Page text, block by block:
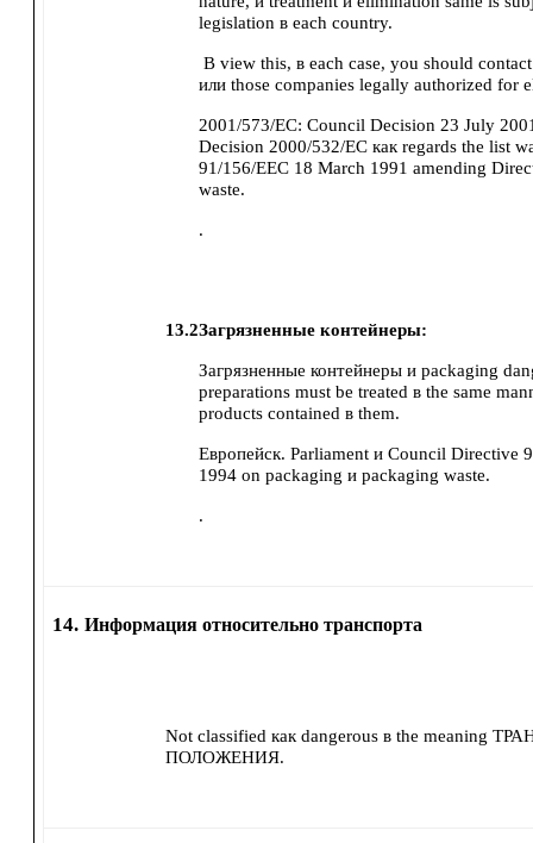
legislation в each country.
В view this, в each case, you should
или those companies legally authorized for
2001/573/EC: Council Decision 23 July
Decision 2000/532/EC как regards the list
91/156/EEC 18 March 1991 amending
waste.
.
13.2Загрязненные контейнеры:
Загрязненные контейнеры и packaging
preparations must be treated в the same
products contained в them.
Европейск. Parliament и Council Directive
1994 on packaging и packaging waste.
.
14. Информация относительно транспорта
Not classified как dangerous в the meaning
ПОЛОЖЕНИЯ.